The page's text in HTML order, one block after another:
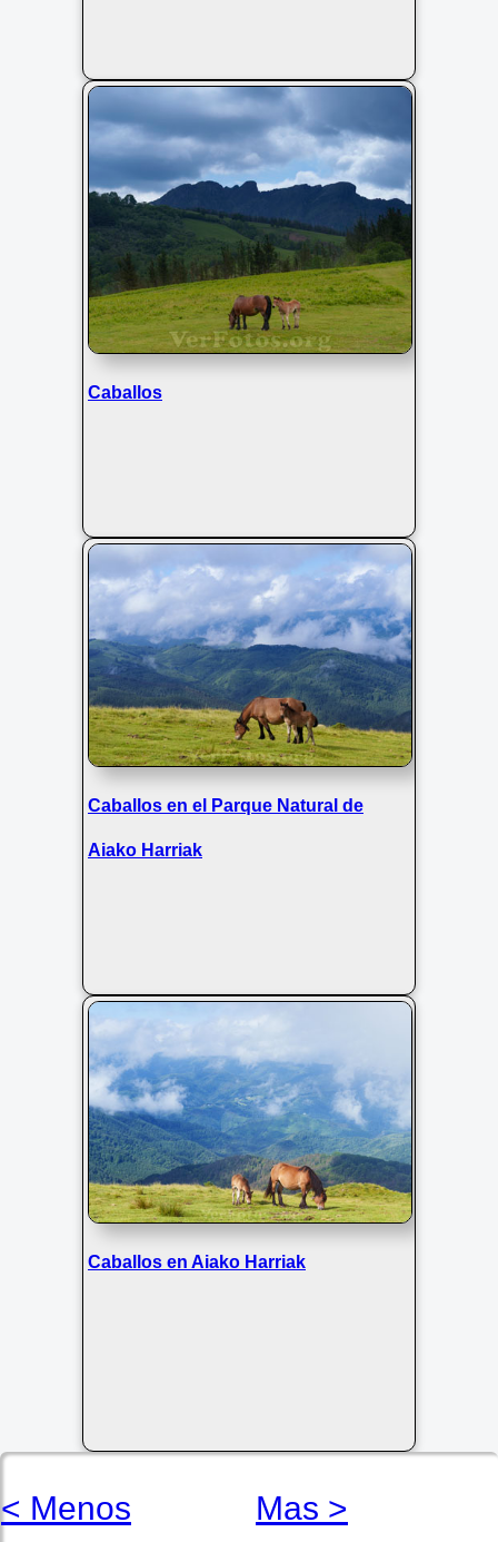
Caballos
Caballos en el Parque Natural de
Aiako Harriak
Caballos en Aiako Harriak
< Menos Mas >